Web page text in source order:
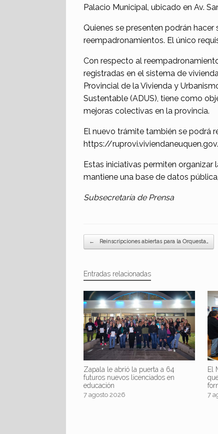
Palacio Municipal, ubicado en Av.
Quienes se presenten podrán
reempadronamientos. El único
Con respecto al
registradas en el sistema de
Provincial de la Vivienda y
Sustentable (ADUS), tiene como
mejoras colectivas en la provincia.
El nuevo trámite también se podrá
https://
Estas iniciativas permiten
mantiene una base de datos
Subsecretaría de Prensa
Navegador de artículos
← Reinscripciones abiertas para la Orquesta…
Entradas relacionadas
Zapala le abrió la puerta a 64
futuros nuevos licenciados en
educación
7 agosto 2026
El
7